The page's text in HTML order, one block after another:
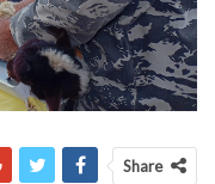
Share